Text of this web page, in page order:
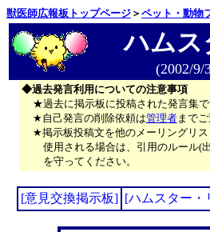
獣医師広報板トップページ ＞ ペット・動物
ハムス
(2002/9/
◆過去発言利用についての注意事項
★過去に掲示板に投稿された発言集
★自己発言の削除依頼は管理者までご
★掲示板投稿文を他のメーリングリ
使用される場合は、引用のルール(
を守ってください。
[意見交換掲示板] [ハムスター・